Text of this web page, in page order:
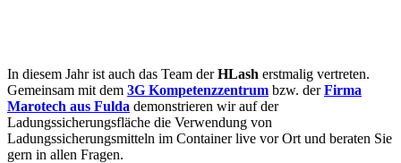
In diesem Jahr ist auch das Team derHLash erstmalig vertreten.
Gemeinsam mit dem 3G Kompetenzzentrum bzw. derFirma
Marotech aus Fulda demonstrieren wir auf der
Ladungssicherungsfläche die Verwendung von
Ladungssicherungsmitteln im Container live vor Ort und beraten Sie
gern in allen Fragen.